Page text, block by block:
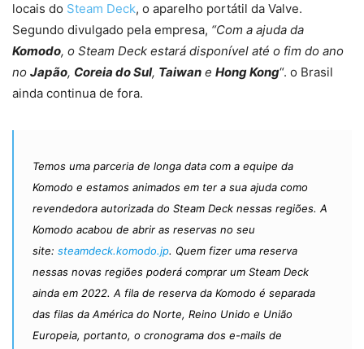
locais do Steam Deck, o aparelho portátil da Valve.
Segundo divulgado pela empresa, “Com a ajuda da
Komodo, o Steam Deck estará disponível até o fim do ano
no Japão, Coreia do Sul, Taiwan e Hong Kong“. o Brasil
ainda continua de fora.
Temos uma parceria de longa data com a equipe da
Komodo e estamos animados em ter a sua ajuda como
revendedora autorizada do Steam Deck nessas regiões. A
Komodo acabou de abrir as reservas no seu
site: steamdeck.komodo.jp. Quem fizer uma reserva
nessas novas regiões poderá comprar um Steam Deck
ainda em 2022. A fila de reserva da Komodo é separada
das filas da América do Norte, Reino Unido e União
Europeia, portanto, o cronograma dos e-mails de